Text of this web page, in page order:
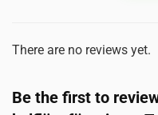
There are no reviews yet.
Be the first to